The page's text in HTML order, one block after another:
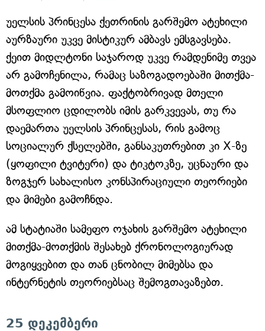
უელსის პრინცესა ქეთრინის გარშემო ატეხილი
აურზაური უკვე მისტიკურ ამბავს ემსგავსება.
ქეით მიდლტონი საჯაროდ უკვე რამდენიმე თვეა
არ გამოჩენილა, რამაც საზოგადოებაში მითქმა-
მოთქმა გამოიწვია. ფაქტობრივად მთელი
მსოფლიო ცდილობს იმის გარკვევას, თუ რა
დაემართა უელსის პრინცესას, რის გამოც
სოციალურ ქსელებში, განსაკუთრებით კი X-ზე
(ყოფილი ტვიტერი) და ტიკტოკზე, უცნაური და
ზოგჯერ სახალისო კონსპირაციული თეორიები
და მიმები გამოჩნდა.
ამ სტატიაში სამეფო ოჯახის გარშემო ატეხილი
მითქმა-მოთქმის შესახებ ქრონოლოგიურად
მოგიყვებით და თან ცნობილ მიმებსა და
ინტერნეტის თეორიებსაც შემოგთავაზებთ.
25 დეკემბერი